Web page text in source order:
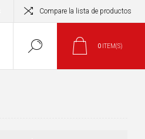
Compare la lista de productos
0 ITEM(S)